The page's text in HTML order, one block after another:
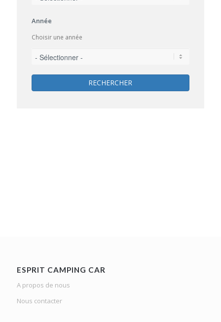
Année
Choisir une année
RECHERCHER
ESPRIT CAMPING CAR
A propos de nous
Nous contacter